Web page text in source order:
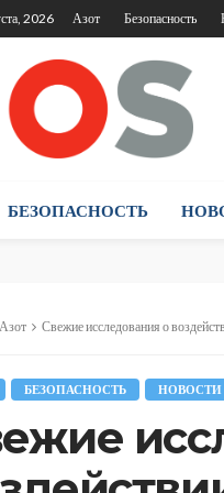
2026 Азот Безопасность
БЕЗОПАСНОСТЬ
Азот Свежие исследования о
БЕЗОПАСНОСТЬ НОВОСТИ